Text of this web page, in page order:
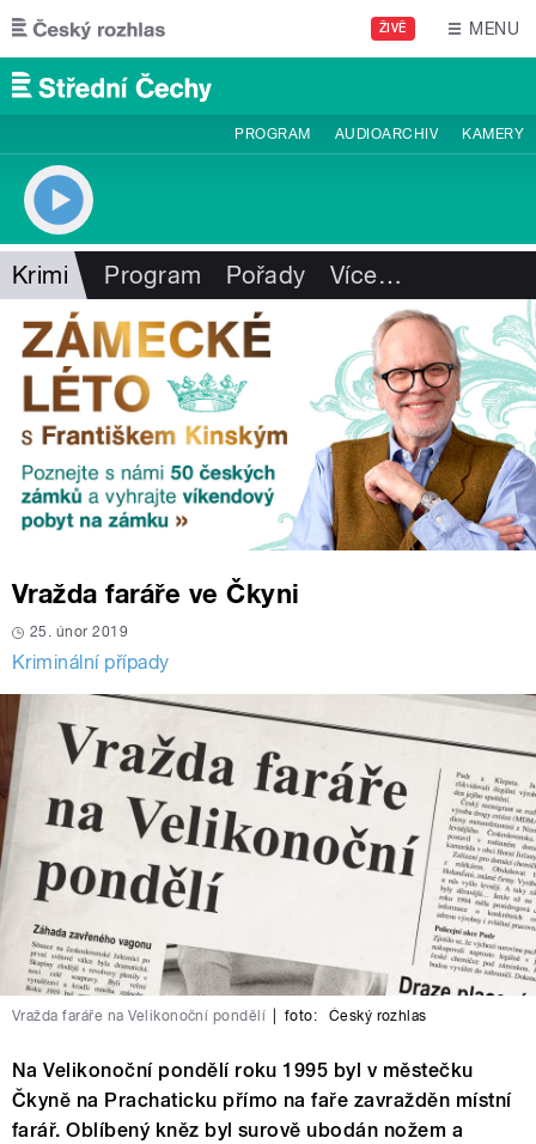
Přejít k hlavnímu obsahu
ŽIVĚ MENU
PROGRAM AUDIOARCHIV KAMERY
Krimi Program Pořady Více…
Vražda faráře ve Čkyni
25. únor 2019
Kriminální případy
Vražda faráře na Velikonoční pondělí foto: Český rozhlas
Na Velikonoční pondělí roku 1995 byl v městečku
Čkyně na Prachaticku přímo na faře zavražděn místní
farář. Oblíbený kněz byl surově ubodán nožem a